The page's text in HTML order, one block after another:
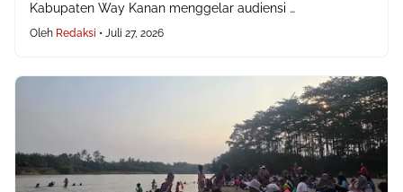
Kabupaten Way Kanan menggelar audiensi …
Oleh Redaksi • Juli 27, 2026